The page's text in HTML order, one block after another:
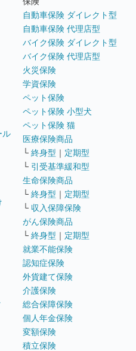
ル
自動車保険 ダイレクト型
自動車保険 代理店型
バイク保険 ダイレクト型
バイク保険 代理店型
火災保険
学資保険
ペット保険
ペット保険 小型犬
ペット保険 猫
医療保険商品
└ 終身型 ｜ 定期型
└ 引受基準緩和型
生命保険商品
└ 終身型 ｜ 定期型
└ 収入保障保険
がん保険商品
└ 終身型 ｜ 定期型
就業不能保険
認知症保険
外貨建て保険
介護保険
総合保障保険
個人年金保険
変額保険
積立保険